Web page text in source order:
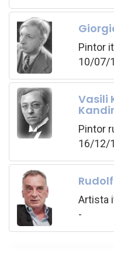
Pintor
10/07/
Vasili
Pintor
16/12/
Artista
-